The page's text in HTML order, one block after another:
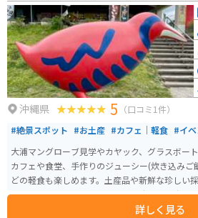
沖縄県 5 （口コミ1件）
#絶景スポット #お土産 #カフェ｜軽食 #イ
大浦マングローブ見学やカヤック、グラスボー
カフェや食堂、手作りのジューシー(炊き込み
どの軽食も楽しめます。土産品や新鮮な珍しい
を通じて訪れたいスポットです。駐車場も広く
詳しく見る